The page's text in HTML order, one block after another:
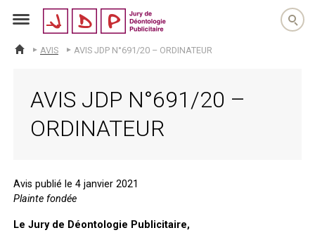
jdp
ACCUEIL
AVIS AVIS JDP N°691/20 – ORDINATEUR
AVIS JDP N°691/20 –
ORDINATEUR
Avis publié le 4 janvier 2021
Plainte fondée
Le Jury de Déontologie Publicitaire,